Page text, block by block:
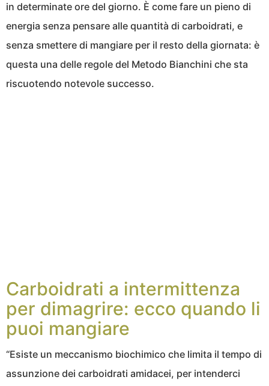
in determinate ore del giorno. È come fare un pieno di
energia senza pensare alle quantità di carboidrati, e
senza smettere di mangiare per il resto della giornata: è
questa una delle regole del Metodo Bianchini che sta
riscuotendo notevole successo.
Carboidrati a intermittenza
per dimagrire: ecco quando li
puoi mangiare
“Esiste un meccanismo biochimico che limita il tempo di
assunzione dei carboidrati amidacei, per intenderci